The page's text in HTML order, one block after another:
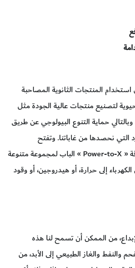
المنتجات الثانوية المصاحبة
لتصنيع منتجات عالية الجودة مثل
حماية التنوع البيولوجي عن طريق
التي نحصدها من غاباتنا. وتفتح
تكنولوجيات تحويل الطاقة « Power-to-X » الباب لمجموعة متنوعة
إلى حرارة، أو هيدروجين، أو وقود
من الممكن أن تسمح لنا هذه
والنفط والغاز الطبيعي إلى الأبد، من